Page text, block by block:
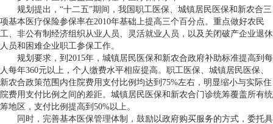
规划提出，“十二五”期间，我国职工医保、城镇居民医保和新农合三
项基本医疗保险参保率在2010年基础上提高三个百分点。重点做好农民
工、非公有制经济组织从业人员、灵活就业人员，以及关闭破产企业退休
人员和困难企业职工参保工作。
规划要求，到2015年，城镇居民医保和新农合政府补助标准提高到每
人每年360元以上，个人缴费水平相应提高。职工医保、城镇居民医保、
新农合政策范围内住院费用支付比例均达到75%左右，明显缩小与实际住
院费用支付比例之间的差距。城镇居民医保和新农合门诊统筹覆盖所有统
筹地区，支付比例提高到50%以上。
同时，完善基本医保管理体制，鼓励以政府购买服务的方式，委托具